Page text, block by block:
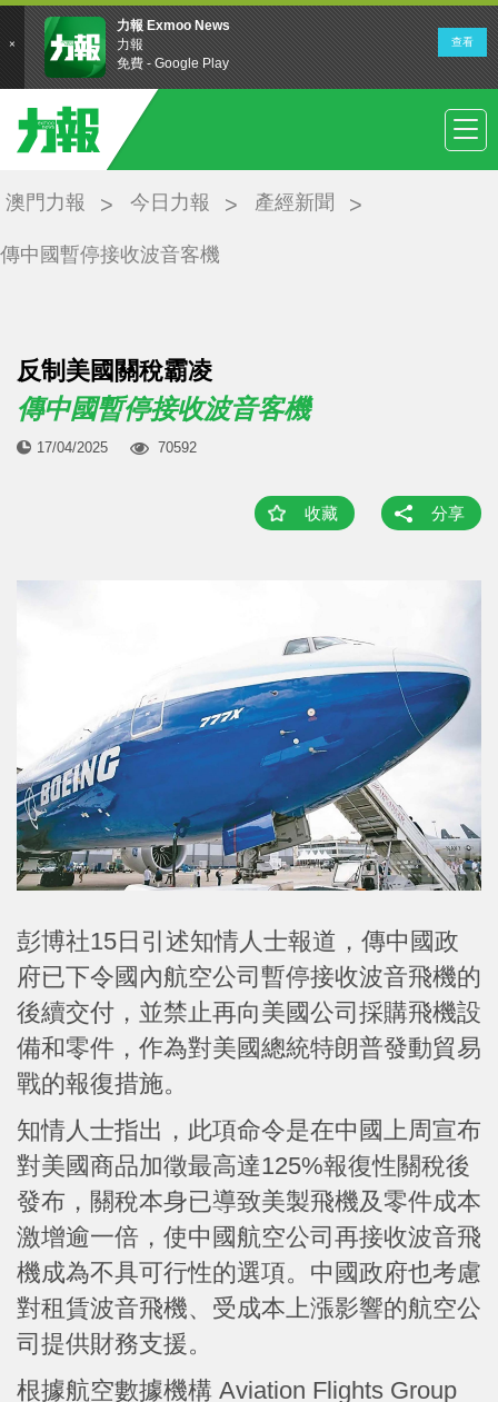
澳門力報 今日力報 產經新聞
傳中國暫停接收波音客機
反制美國關稅霸凌
傳中國暫停接收波音客機
17/04/2025 70592
收藏 分享
彭博社15日引述知情人士報道，傳中國政
府已下令國內航空公司暫停接收波音飛機的
後續交付，並禁止再向美國公司採購飛機設
備和零件，作為對美國總統特朗普發動貿易
戰的報復措施。
知情人士指出，此項命令是在中國上周宣布
對美國商品加徵最高達125%報復性關稅後
發布，關稅本身已導致美製飛機及零件成本
激增逾一倍，使中國航空公司再接收波音飛
機成為不具可行性的選項。中國政府也考慮
對租賃波音飛機、受成本上漲影響的航空公
司提供財務支援。
根據航空數據機構 Aviation Flights Group